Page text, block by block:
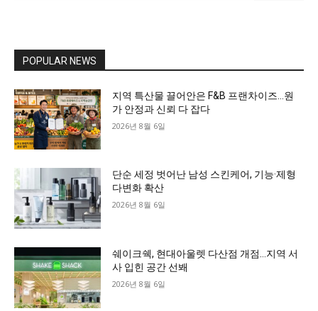
POPULAR NEWS
지역 특산물 끌어안은 F&B 프랜차이즈…원
가 안정과 신뢰 다 잡다
2026년 8월 6일
단순 세정 벗어난 남성 스킨케어, 기능·제형
다변화 확산
2026년 8월 6일
쉐이크쉑, 현대아울렛 다산점 개점…지역 서
사 입힌 공간 선봬
2026년 8월 6일